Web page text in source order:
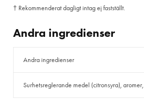
† Rekommenderat dagligt intag ej fastställt.
Andra ingredienser
Andra ingredienser
Surhetsreglerande medel (citronsyra),